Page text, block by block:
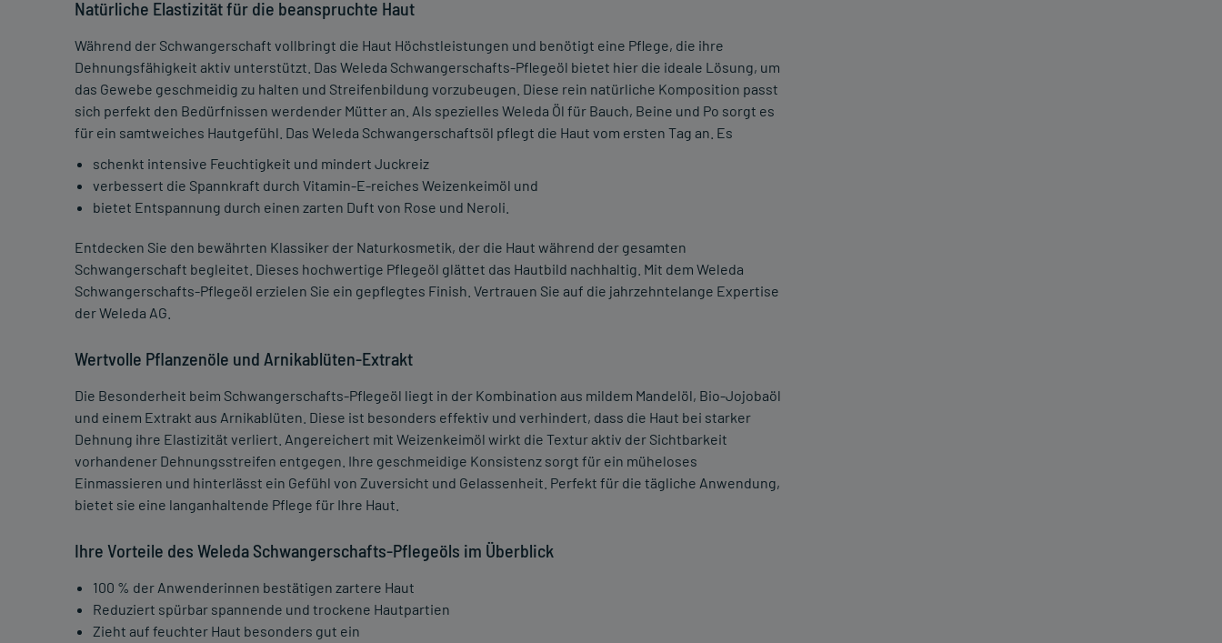
Natürliche Elastizität für die beanspruchte Haut
Während der Schwangerschaft vollbringt die Haut Höchstleistungen und benötigt eine Pflege, die ihre
Dehnungsfähigkeit aktiv unterstützt. Das Weleda Schwangerschafts-Pflegeöl bietet hier die ideale Lösung, um
das Gewebe geschmeidig zu halten und Streifenbildung vorzubeugen. Diese rein natürliche Komposition passt
sich perfekt den Bedürfnissen werdender Mütter an. Als spezielles Weleda Öl für Bauch, Beine und Po sorgt es
für ein samtweiches Hautgefühl. Das Weleda Schwangerschaftsöl pflegt die Haut vom ersten Tag an. Es
schenkt intensive Feuchtigkeit und mindert Juckreiz
verbessert die Spannkraft durch Vitamin-E-reiches Weizenkeimöl und
bietet Entspannung durch einen zarten Duft von Rose und Neroli.
Entdecken Sie den bewährten Klassiker der Naturkosmetik, der die Haut während der gesamten
Schwangerschaft begleitet. Dieses hochwertige Pflegeöl glättet das Hautbild nachhaltig. Mit dem Weleda
Schwangerschafts-Pflegeöl erzielen Sie ein gepflegtes Finish. Vertrauen Sie auf die jahrzehntelange Expertise
der Weleda AG.
Wertvolle Pflanzenöle und Arnikablüten-Extrakt
Die Besonderheit beim Schwangerschafts-Pflegeöl liegt in der Kombination aus mildem Mandelöl, Bio-Jojobaöl
und einem Extrakt aus Arnikablüten. Diese ist besonders effektiv und verhindert, dass die Haut bei starker
Dehnung ihre Elastizität verliert. Angereichert mit Weizenkeimöl wirkt die Textur aktiv der Sichtbarkeit
vorhandener Dehnungsstreifen entgegen. Ihre geschmeidige Konsistenz sorgt für ein müheloses
Einmassieren und hinterlässt ein Gefühl von Zuversicht und Gelassenheit. Perfekt für die tägliche Anwendung,
bietet sie eine langanhaltende Pflege für Ihre Haut.
Ihre Vorteile des Weleda Schwangerschafts-Pflegeöls im Überblick
100 % der Anwenderinnen bestätigen zartere Haut
Reduziert spürbar spannende und trockene Hautpartien
Zieht auf feuchter Haut besonders gut ein